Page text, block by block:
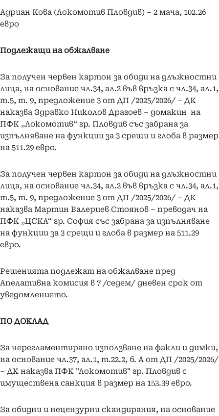
Адриан Кова (Локомотив Пловдив) – 2 мача, 102.26
евро
Подлежащи на обжалване
За получен червен картон за обиди на длъжностни
лица, на основание чл.34, ал.2 във връзка с чл.34, ал.1,
т.5, т. 9, предложение 3 от ДП /2025/2026/ – ДК
наказва Здравко Николов Драгоев – домакин на
ПФК „Локомотив“ гр. Пловдив със забрана за
изпълняване на функции за 3 срещи и глоба в размер
на 511.29 евро.
За получен червен картон за обиди на длъжностни
лица, на основание чл.34, ал.2 във връзка с чл.34, ал.1,
т.5, т. 9, предложение 3 от ДП /2025/2026/ – ДК
наказва Мартин Валериев Стоянов – преводач на
ПФК „ЦСКА“ гр. София със забрана за изпълняване
на функции за 3 срещи и глоба в размер на 511.29
евро.
Решенията подлежат на обжалване пред
Апелативна комисия в 7 /седем/ дневен срок от
уведомлението.
ПО ДОКЛАД
За нерегламентирано използване на факли и димки,
на основание чл.37, ал.1, т.22.2, б. А от ДП /2025/2026/
– ДК наказва ПФК "Локомотив" гр. Пловдив с
имуществена санкция в размер на 153.39 евро.
За обидни и нецензурни скандирания, на основание